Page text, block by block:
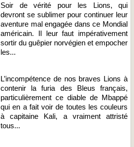
Soir de vérité pour les Lions, qui
devront se sublimer pour continuer leur
aventure mal engagée dans ce Mondial
américain. Il leur faut impérativement
sortir du guêpier norvégien et empocher
les...
L’incompétence de nos braves Lions à
contenir la furia des Bleus français,
particulièrement ce diable de Mbappé
qui en a fait voir de toutes les couleurs
à capitaine Kali, a vraiment attristé
tous...